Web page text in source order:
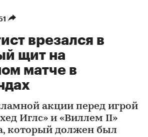
врезался в
щит на
матче в
акции перед игрой
Иглс» и «Виллем II»
который должен был